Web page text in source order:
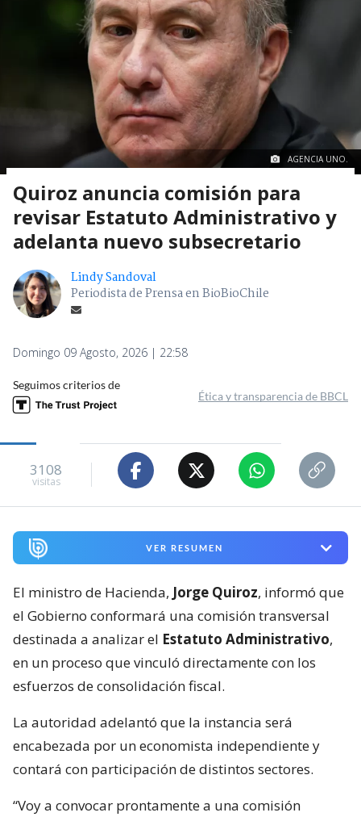
AGENCIA UNO.
Quiroz anuncia comisión para
revisar Estatuto Administrativo y
adelanta nuevo subsecretario
Lindy Sandoval
Periodista de Prensa en BioBioChile
Domingo 09 Agosto, 2026 | 22:58
Seguimos criterios de
Ética y transparencia de BBCL
3108
visitas
VER RESUMEN
El ministro de Hacienda, Jorge Quiroz, informó que
el Gobierno conformará una comisión transversal
destinada a analizar el Estatuto Administrativo,
en un proceso que vinculó directamente con los
esfuerzos de consolidación fiscal.
La autoridad adelantó que la instancia será
encabezada por un economista independiente y
contará con participación de distintos sectores.
“Voy a convocar prontamente a una comisión